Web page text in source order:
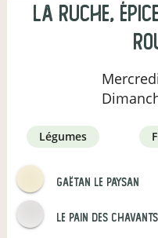
La Ruche,
Mercredi
légumes
Gaëtan le paysan
Le pain des Chavants